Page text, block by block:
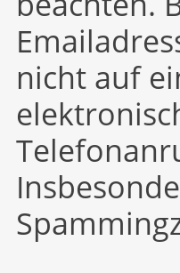
nicht auf